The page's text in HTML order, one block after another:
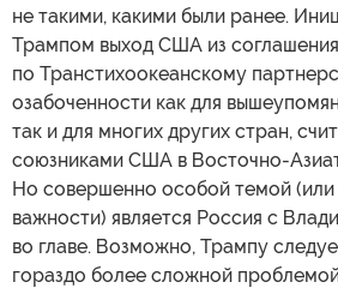
не такими, какими были ранее.
Трампом выход США из соглашения
по Транстихоокеанскому
озабоченности как для
так и для многих других стран,
союзниками США в Восточно-
Но совершенно особой темой
важности) является Россия с
во главе. Возможно, Трампу
гораздо более сложной